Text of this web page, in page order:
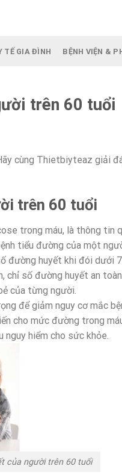
TẾ GIA ĐÌNH BỆNH VIỆN &
trên 60 tuổi
cùng Thietbiyteaz giải
trên 60 tuổi
trong máu, là thông tin
tiểu đường của một
đường huyết khi đói dưới
chỉ số đường huyết an
của từng người.
để giảm nguy cơ mắc
cho mức đường trong
hiểm cho sức khỏe.
của người trên 60 tuổi